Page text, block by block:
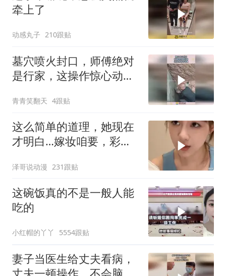
牵上了
动感丸子 210跟贴
墓穴喷火封口，师傅绝对
是行家，这操作惊心动
青青笑翻天 4跟贴
这么简单的道理，她现在
才明白…嫁妆咱要，彩礼
泽哥说动漫 231跟贴
这碗饭真的不是一般人能
吃的
小红帽的丫丫 5554跟贴
妻子当医生给丈夫看病，